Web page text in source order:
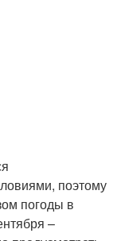
поэтому
погоды в
–